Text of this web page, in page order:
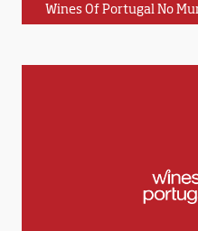
Wines Of Portugal No